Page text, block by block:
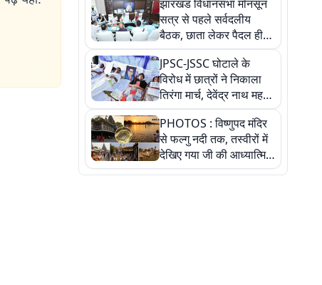
महेंद्रनाथ मंदिर और घंटाघर
की गाथा
झारखंड विधानसभा मॉनसून
सत्र से पहले सर्वदलीय
बैठक, छाता लेकर पैदल ही
सत्ता पक्ष की मीटिंग में पहुंचे
सीएम, देखें तस्वीरें
JPSC-JSSC घोटाले के
विरोध में छात्रों ने निकाला
तिरंगा मार्च, देवेंद्र नाथ महतो
ने किया जल ग्रहण, देखें
तस्वीरें
PHOTOS : विष्णुपद मंदिर
से फल्गु नदी तक, तस्वीरों में
देखिए गया जी की आध्यात्मिक
पहचान